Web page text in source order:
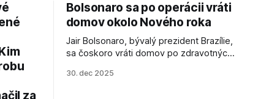
za
Bolsonaro sa po operácii vráti
domov okolo Nového roka
Jair Bolsonaro, bývalý prezident Brazílie,
sa čoskoro vráti domov po zdravotných
30. dec 2025